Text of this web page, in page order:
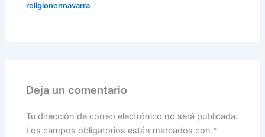
religionennavarra
Deja un comentario
Tu dirección de correo electrónico no será publicada.
Los campos obligatorios están marcados con *